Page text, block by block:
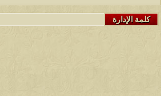
كلمة الإدارة